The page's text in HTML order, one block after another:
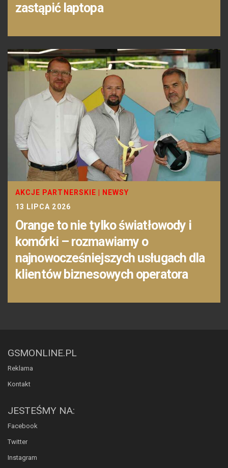
zastąpić laptopa
AKCJE PARTNERSKIE
NEWSY
13 LIPCA 2026
Orange to nie tylko światłowody i
komórki – rozmawiamy o
najnowocześniejszych usługach dla
klientów biznesowych operatora
GSMONLINE.PL
Reklama
Kontakt
JESTEŚMY NA:
Facebook
Twitter
Instagram